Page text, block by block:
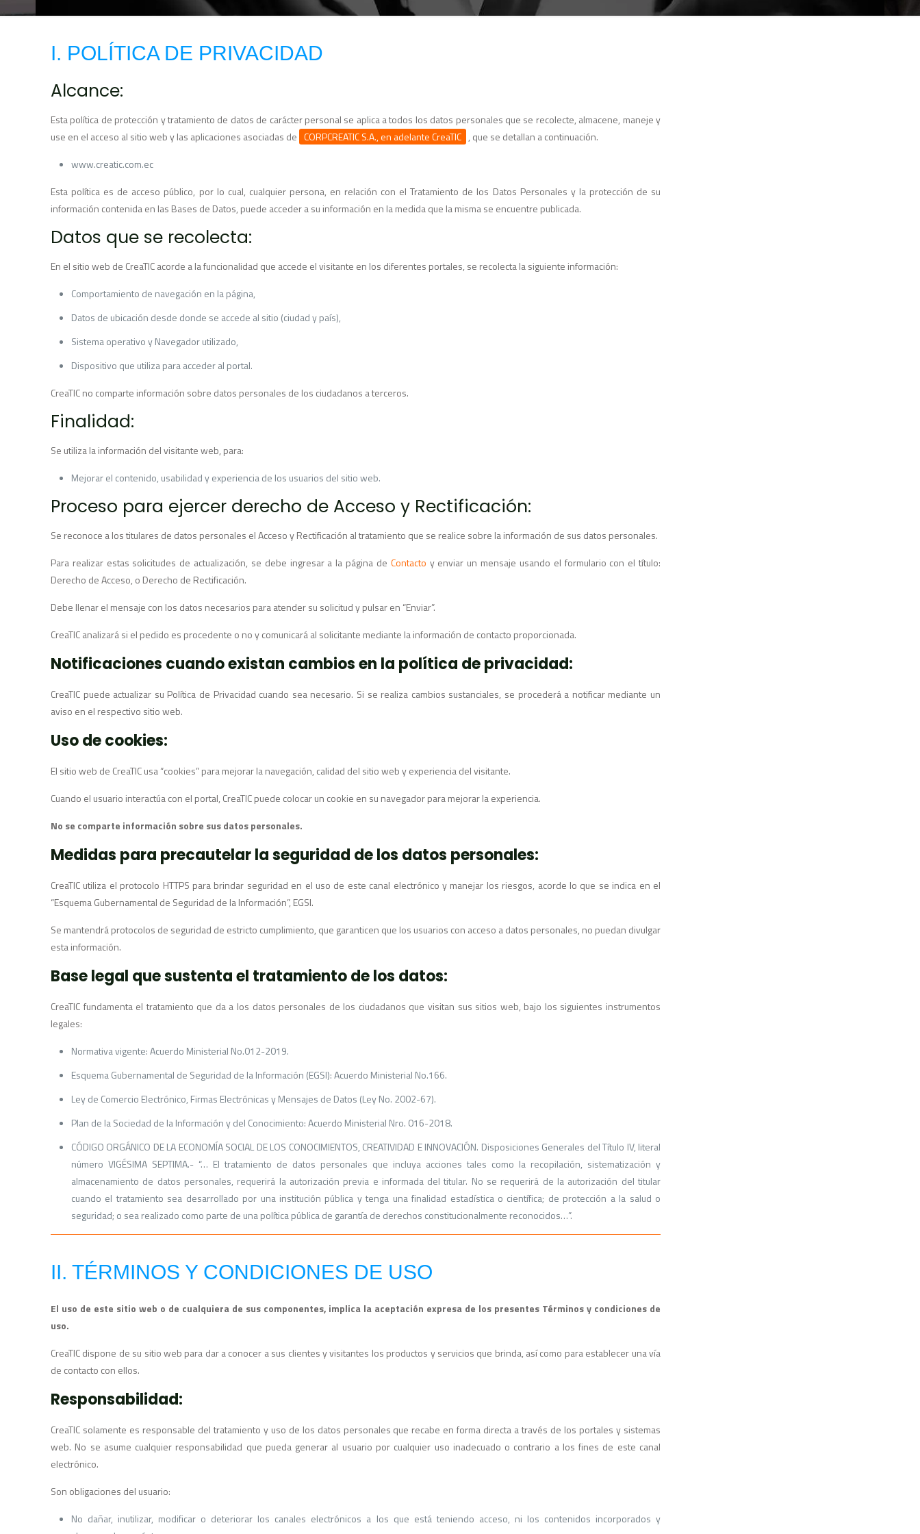
I. POLÍTICA DE PRIVACIDAD
Alcance:
Esta política de protección y tratamiento de datos de carácter personal se aplica a todos los datos personales que se recolecte, almacene, maneje y
use en el acceso al sitio web y las aplicaciones asociadas de CORPCREATIC S.A., en adelante CreaTIC , que se detallan a continuación.
www.creatic.com.ec
Esta política es de acceso público, por lo cual, cualquier persona, en relación con el Tratamiento de los Datos Personales y la protección de su
información contenida en las Bases de Datos, puede acceder a su información en la medida que la misma se encuentre publicada.
Datos que se recolecta:
En el sitio web de CreaTIC acorde a la funcionalidad que accede el visitante en los diferentes portales, se recolecta la siguiente información:
Comportamiento de navegación en la página,
Datos de ubicación desde donde se accede al sitio (ciudad y país),
Sistema operativo y Navegador utilizado,
Dispositivo que utiliza para acceder al portal.
CreaTIC no comparte información sobre datos personales de los ciudadanos a terceros.
Finalidad:
Se utiliza la información del visitante web, para:
Mejorar el contenido, usabilidad y experiencia de los usuarios del sitio web.
Proceso para ejercer derecho de Acceso y Rectificación:
Se reconoce a los titulares de datos personales el Acceso y Rectificación al tratamiento que se realice sobre la información de sus datos personales.
Para realizar estas solicitudes de actualización, se debe ingresar a la página de Contacto y enviar un mensaje usando el formulario con el título:
Derecho de Acceso, o Derecho de Rectificación.
Debe llenar el mensaje con los datos necesarios para atender su solicitud y pulsar en “Enviar”.
CreaTIC analizará si el pedido es procedente o no y comunicará al solicitante mediante la información de contacto proporcionada.
Notificaciones cuando existan cambios en la política de privacidad:
CreaTIC puede actualizar su Política de Privacidad cuando sea necesario. Si se realiza cambios sustanciales, se procederá a notificar mediante un
aviso en el respectivo sitio web.
Uso de cookies:
El sitio web de CreaTIC usa “cookies” para mejorar la navegación, calidad del sitio web y experiencia del visitante.
Cuando el usuario interactúa con el portal, CreaTIC puede colocar un cookie en su navegador para mejorar la experiencia.
No se comparte información sobre sus datos personales.
Medidas para precautelar la seguridad de los datos personales:
CreaTIC utiliza el protocolo HTTPS para brindar seguridad en el uso de este canal electrónico y manejar los riesgos, acorde lo que se indica en el
“Esquema Gubernamental de Seguridad de la Información”, EGSI.
Se mantendrá protocolos de seguridad de estricto cumplimiento, que garanticen que los usuarios con acceso a datos personales, no puedan divulgar
esta información.
Base legal que sustenta el tratamiento de los datos:
CreaTIC fundamenta el tratamiento que da a los datos personales de los ciudadanos que visitan sus sitios web, bajo los siguientes instrumentos
legales:
Normativa vigente: Acuerdo Ministerial No.012-2019.
Esquema Gubernamental de Seguridad de la Información (EGSI): Acuerdo Ministerial No.166.
Ley de Comercio Electrónico, Firmas Electrónicas y Mensajes de Datos (Ley No. 2002-67).
Plan de la Sociedad de la Información y del Conocimiento: Acuerdo Ministerial Nro. 016-2018.
CÓDIGO ORGÁNICO DE LA ECONOMÍA SOCIAL DE LOS CONOCIMIENTOS, CREATIVIDAD E INNOVACIÓN. Disposiciones Generales del Título IV, literal
número VIGÉSIMA SEPTIMA.- “… El tratamiento de datos personales que incluya acciones tales como la recopilación, sistematización y
almacenamiento de datos personales, requerirá la autorización previa e informada del titular. No se requerirá de la autorización del titular
cuando el tratamiento sea desarrollado por una institución pública y tenga una finalidad estadística o científica; de protección a la salud o
seguridad; o sea realizado como parte de una política pública de garantía de derechos constitucionalmente reconocidos…”.
II. TÉRMINOS Y CONDICIONES DE USO
El uso de este sitio web o de cualquiera de sus componentes, implica la aceptación expresa de los presentes Términos y condiciones de
uso.
CreaTIC dispone de su sitio web para dar a conocer a sus clientes y visitantes los productos y servicios que brinda, así como para establecer una vía
de contacto con ellos.
Responsabilidad:
CreaTIC solamente es responsable del tratamiento y uso de los datos personales que recabe en forma directa a través de los portales y sistemas
web. No se asume cualquier responsabilidad que pueda generar al usuario por cualquier uso inadecuado o contrario a los fines de este canal
electrónico.
Son obligaciones del usuario:
No dañar, inutilizar, modificar o deteriorar los canales electrónicos a los que está teniendo acceso, ni los contenidos incorporados y